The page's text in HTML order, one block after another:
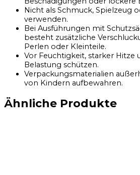
Nicht als Schmuck, Spielzeug
verwenden.
Bei Ausführungen mit
besteht zusätzliche
Perlen oder Kleinteile.
Vor Feuchtigkeit, starker Hitze
Belastung schützen.
Verpackungsmaterialien
von Kindern aufbewahren.
Ähnliche Produkte